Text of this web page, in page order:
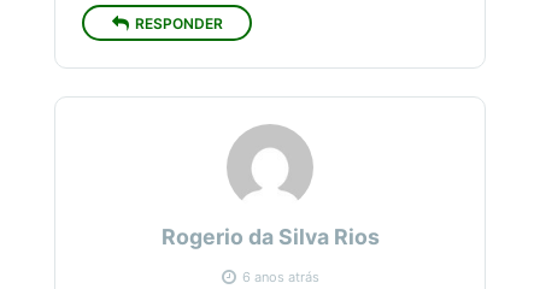
RESPONDER
Rogerio da Silva Rios
6 anos atrás